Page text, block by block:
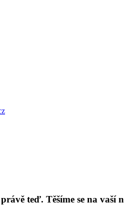
teď. Těšíme se na vaší